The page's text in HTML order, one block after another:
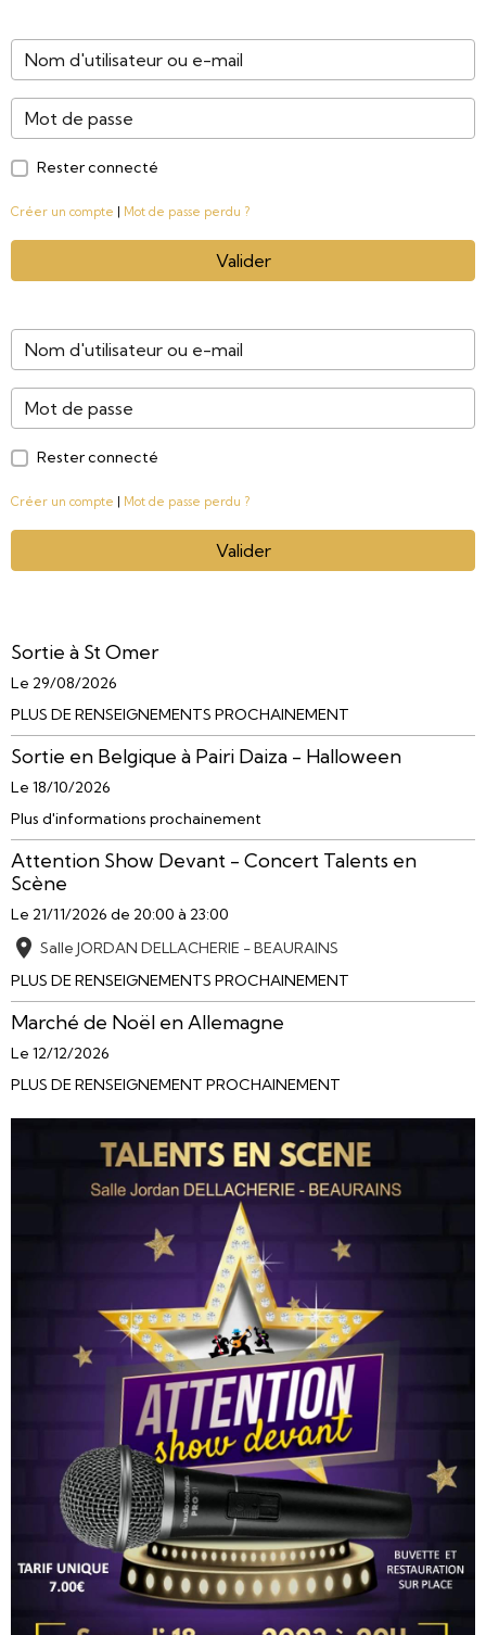
Rester connecté
Créer un compte Mot de passe perdu ?
Valider
Rester connecté
Créer un compte Mot de passe perdu ?
Valider
Sortie à St Omer
Le 29/08/2026
PLUS DE RENSEIGNEMENTS PROCHAINEMENT
Sortie en Belgique à Pairi Daiza - Halloween
Le 18/10/2026
Plus d'informations prochainement
Attention Show Devant - Concert Talents en
Scène
Le 21/11/2026 de 20:00 à 23:00
Salle JORDAN DELLACHERIE - BEAURAINS
PLUS DE RENSEIGNEMENTS PROCHAINEMENT
Marché de Noël en Allemagne
Le 12/12/2026
PLUS DE RENSEIGNEMENT PROCHAINEMENT